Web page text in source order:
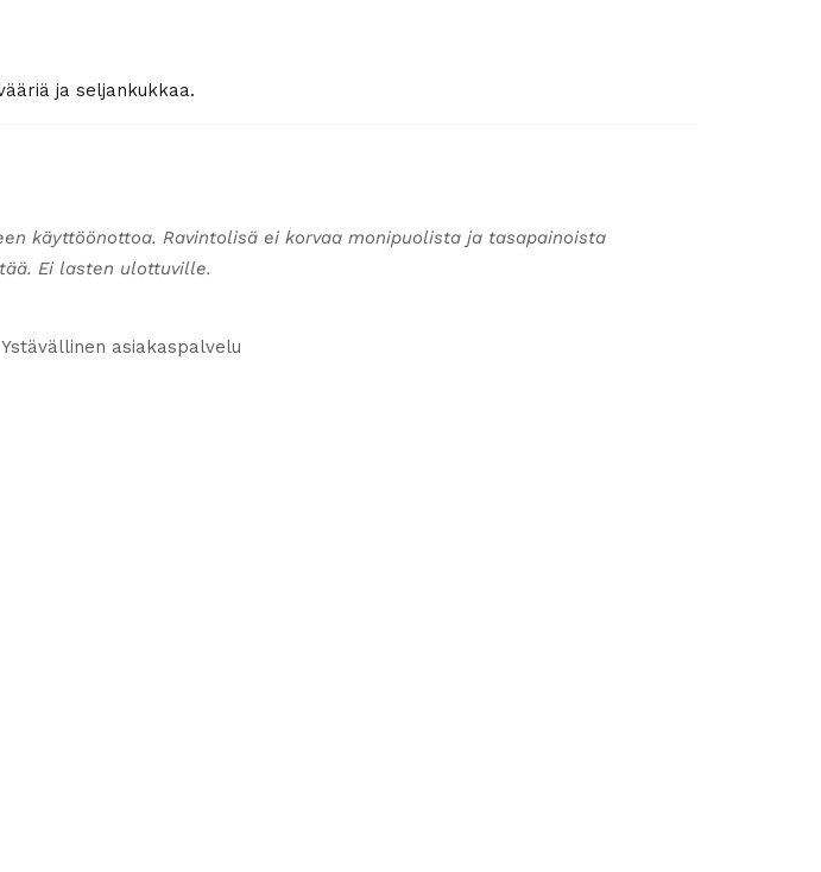
ja seljankukkaa.
käyttöönottoa. Ravintolisä ei korvaa monipuolista ja tasapainoista
Ei lasten ulottuville.
Ystävällinen asiakaspalvelu